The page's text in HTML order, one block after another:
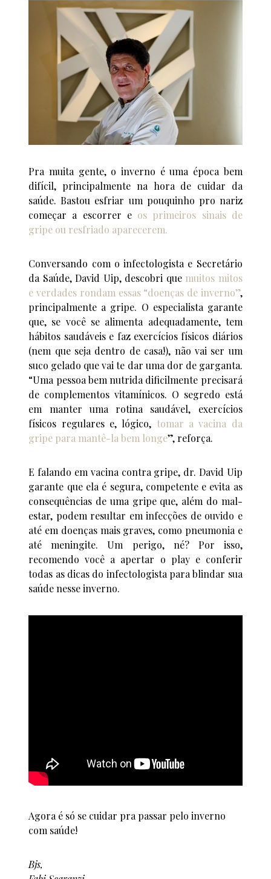
Pra muita gente, o inverno é uma época bem
difícil, principalmente na hora de cuidar da
saúde. Bastou esfriar um pouquinho pro nariz
começar a escorrer e os primeiros sinais de
gripe ou resfriado aparecerem.
Conversando com o infectologista e Secretário
da Saúde, David Uip, descobri que muitos mitos
e verdades rondam essas “doenças de inverno”,
principalmente a gripe. O especialista garante
que, se você se alimenta adequadamente, tem
hábitos saudáveis e faz exercícios físicos diários
(nem que seja dentro de casa!), não vai ser um
suco gelado que vai te dar uma dor de garganta.
“Uma pessoa bem nutrida dificilmente precisará
de complementos vitamínicos. O segredo está
em manter uma rotina saudável, exercícios
físicos regulares e, lógico, tomar a vacina da
gripe para mantê-la bem longe”, reforça.
E falando em vacina contra gripe, dr. David Uip
garante que ela é segura, competente e evita as
consequências de uma gripe que, além do mal-
estar, podem resultar em infecções de ouvido e
até em doenças mais graves, como pneumonia e
até meningite. Um perigo, né? Por isso,
recomendo você a apertar o play e conferir
todas as dicas do infectologista para blindar sua
saúde nesse inverno.
Agora é só se cuidar pra passar pelo inverno
com saúde!
Bjs,